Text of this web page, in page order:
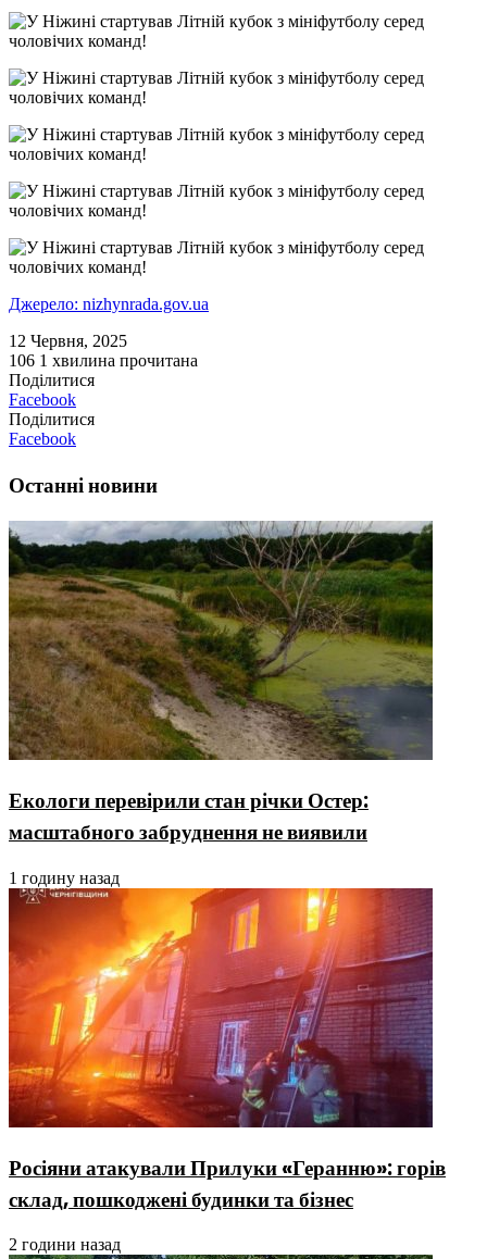
Джерело: nizhynrada.gov.ua
12 Червня, 2025
106 1 хвилина прочитана
Поділитися
Facebook
Поділитися
Facebook
Останні новини
Екологи перевірили стан річки Остер:
масштабного забруднення не виявили
1 годину назад
Росіяни атакували Прилуки «Геранню»: горів
склад, пошкоджені будинки та бізнес
2 години назад